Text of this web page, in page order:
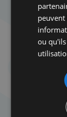
Laurent
notamment
énigme
Juifs en
Jacques
Souviens-
,
ou